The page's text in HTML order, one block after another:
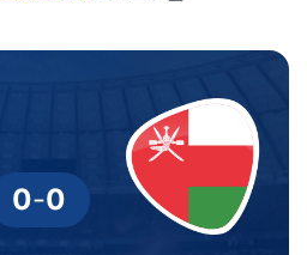
0
-
0